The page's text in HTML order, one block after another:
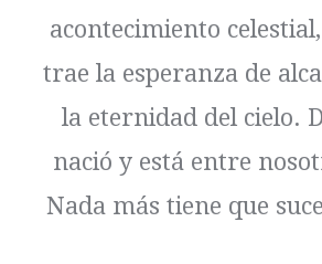
acontecimiento
trae la esperanza de
la eternidad del cielo.
nació y está entre
Nada más tiene que